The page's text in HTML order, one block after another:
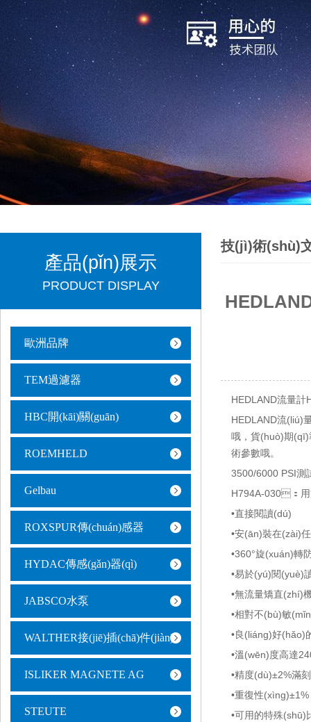
技(jì)術(shù)
HEDLAND流量
HEDLAND流(liú)
哦，貨(huò)期
術參數哦。
3500/6000 PSI測
H794A-030：用
•直接閱讀(dú)
•安(ān)裝在(zài)
•360°旋(xuán)轉
•易於(yú)閱(yuè)
•無流量矯直(zhí)
•相對不(bù)敏
•良(liáng)好(hǎo)
•溫(wēn)度高達
•精度(dù)±2%滿
•重復性(xìng)±1%
•可用的特殊(shū)
產品(pǐn)展示
PRODUCT DISPLAY
歐洲品牌
TEM過濾器
HBC開(kāi)關(guān)
ROEMHELD
Gelbau
ROXSPUR傳(chuán)感器
HYDAC傳感(gǎn)器(qì)
JABSCO水泵
WALTHER接(jiē)插(chā)件(jiàn)
ISLIKER MAGNETE AG
STEUTE